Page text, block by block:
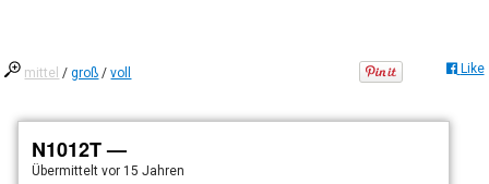
mittel /groß /voll Like
N1012T —
Übermitteltvor 15 Jahren